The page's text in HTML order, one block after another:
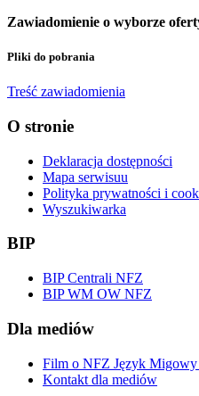
Zawiadomienie o wyborze
Pliki do pobrania
Treść zawiadomienia
O stronie
Deklaracja dostępności
Mapa serwisuu
Polityka prywatności i
Wyszukiwarka
BIP
BIP Centrali NFZ
BIP WM OW NFZ
Dla mediów
Film o NFZ Język
Kontakt dla mediów